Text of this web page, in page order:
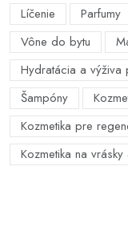
Líčenie Parfumy
Vône do bytu
Hydratácia a výživa
Šampóny
Kozmetika pre
Kozmetika na